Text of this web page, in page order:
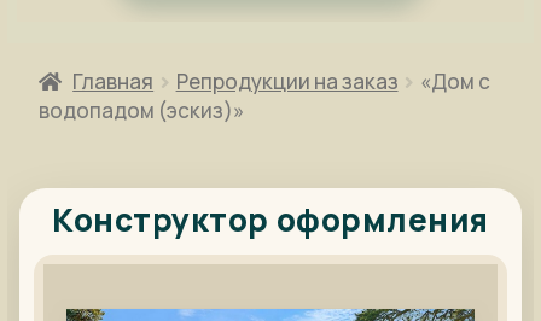
Главная Репродукции на заказ
«Дом с
водопадом (эскиз)»
Конструктор оформления